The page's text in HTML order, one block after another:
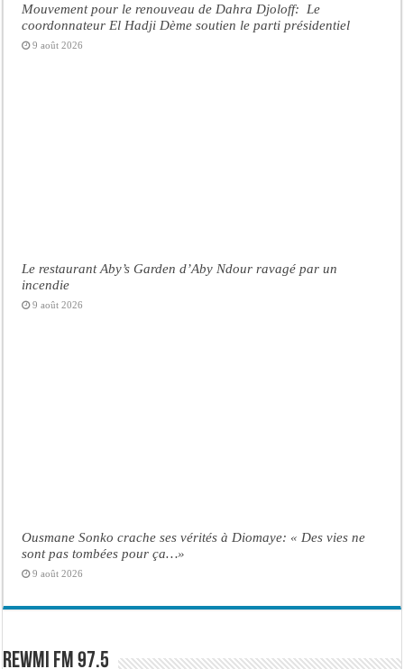
Mouvement pour le renouveau de Dahra Djoloff: Le
coordonnateur El Hadji Dème soutien le parti présidentiel
9 août 2026
Le restaurant Aby’s Garden d’Aby Ndour ravagé par un
incendie
9 août 2026
Ousmane Sonko crache ses vérités à Diomaye: « Des vies ne
sont pas tombées pour ça…»
9 août 2026
Rewmi FM 97.5